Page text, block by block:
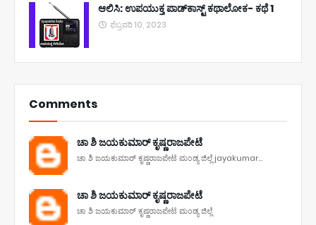
ಆಲಿಸಿ: ಉಪಯುಕ್ತ ಪಾಡ್‌ಕಾಸ್ಟ್‌ ಕಥಾಲೋಕ- ಕಥೆ 1
ಫೆಬ್ರವರಿ 10, 2023
Comments
ಚಾ ಶಿ ಜಯಕುಮಾರ್ ಕೃಷ್ಣರಾಜಪೇಟೆ
ಚಾ ಶಿ ಜಯಕುಮಾರ್ ಕೃಷ್ಣರಾಜಪೇಟೆ ಮಂಡ್ಯ ಜಿಲ್ಲೆ jayakumar...
ಚಾ ಶಿ ಜಯಕುಮಾರ್ ಕೃಷ್ಣರಾಜಪೇಟೆ
ಚಾ ಶಿ ಜಯಕುಮಾರ್ ಕೃಷ್ಣರಾಜಪೇಟೆ ಮಂಡ್ಯ ಜಿಲ್ಲೆ